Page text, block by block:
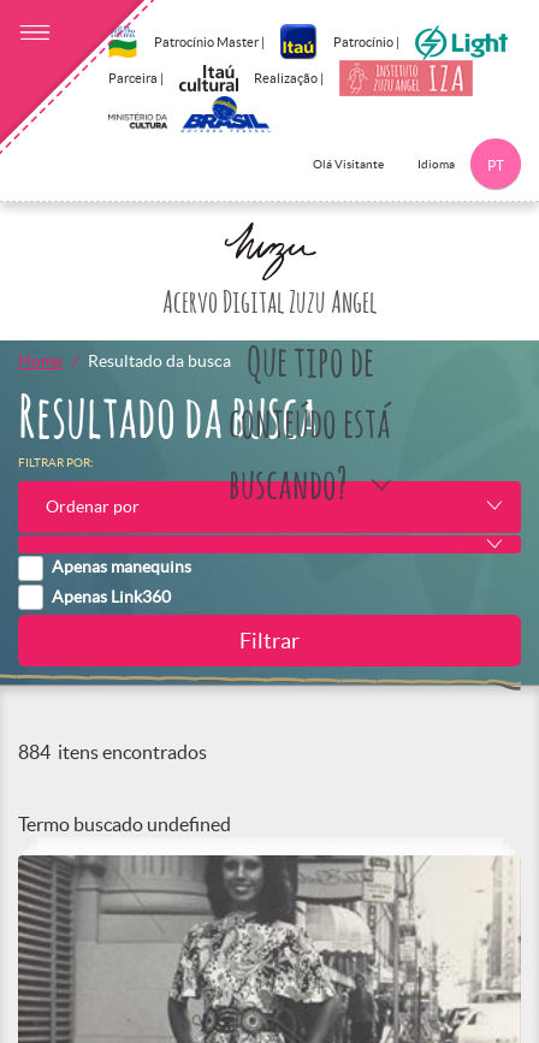
Patrocínio Master | Patrocínio |
Parceira | Realização |
Olá Visitante Idioma PT
Acervo Digital Zuzu Angel
Que tipo de
conteúdo está
buscando?
Home Resultado da busca
Resultado da busca
FILTRAR POR:
Ordenar por
Apenas manequins
Apenas Link360
884 itens encontrados
Termo buscado undefined